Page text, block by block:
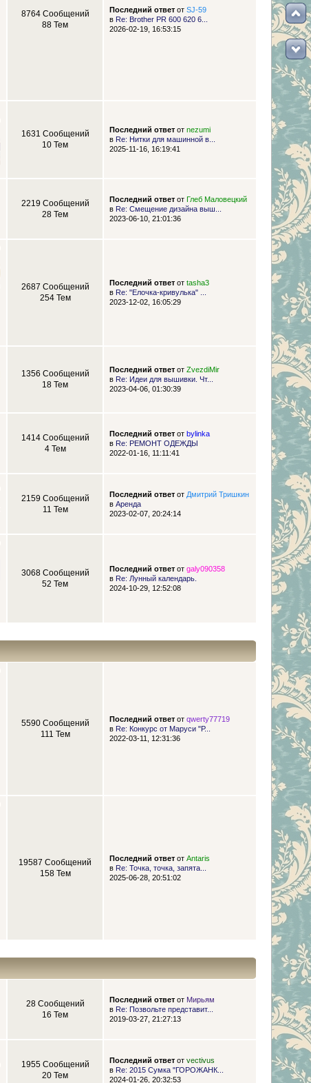
8764 Сообщений
88 Тем
Последний ответот SJ-59
в Re: Brother PR 600 620 6...
2026-02-19, 16:53:15
1631 Сообщений
10 Тем
Последний ответот nezumi
в Re: Нитки для машинной в...
2025-11-16, 16:19:41
2219 Сообщений
28 Тем
Последний ответот Глеб Маловецкий
в Re: Смещение дизайна выш...
2023-06-10, 21:01:36
2687 Сообщений
254 Тем
Последний ответот tasha3
в Re: "Елочка-кривулька" ...
2023-12-02, 16:05:29
1356 Сообщений
18 Тем
Последний ответот ZvezdiMir
в Re: Идеи для вышивки. Чт...
2023-04-06, 01:30:39
1414 Сообщений
4 Тем
Последний ответот bylinka
в Re: РЕМОНТ ОДЕЖДЫ
2022-01-16, 11:11:41
2159 Сообщений
11 Тем
Последний ответот Дмитрий Тришкин
в Аренда
2023-02-07, 20:24:14
3068 Сообщений
52 Тем
Последний ответот galy090358
в Re: Лунный календарь.
2024-10-29, 12:52:08
5590 Сообщений
111 Тем
Последний ответот qwerty77719
в Re: Конкурс от Маруси "Р...
2022-03-11, 12:31:36
19587 Сообщений
158 Тем
Последний ответот Antaris
в Re: Точка, точка, запята...
2025-06-28, 20:51:02
28 Сообщений
16 Тем
Последний ответот Мирьям
в Re: Позвольте представит...
2019-03-27, 21:27:13
1955 Сообщений
20 Тем
Последний ответот vectivus
в Re: 2015 Сумка "ГОРОЖАНК...
2024-01-26, 20:32:53